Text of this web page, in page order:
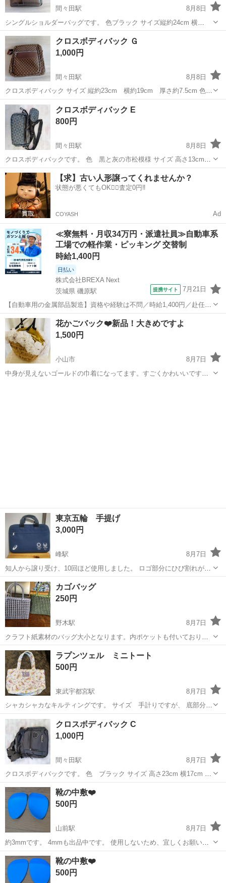
間々田駅
8月8日
シングルショルダーバッグです。 色ブラック サイズ縦約24cm 横
21cm 厚さ5cm 未使用品 できるだけ早くとりにきてくれる方を優先
させていただきます。 よろしくおねがいします。
栃木 小山市 間々田駅 バッグ
クロスボディバック Ｇ
1,000円
間々田駅
8月8日
クロスボディバック サイズ 縦約23cm 横約19cm 厚さ約7.5cm 色黒
茶 未使用品 ※ジッパーの向きはランダム できるだけ早くとりにきて
くれる方を優先させていただきます。 よろしくおねがいします。
栃木 小山市 間々田駅 バッグ
クロスボディバック E
800円
間々田駅
8月8日
クロスボディバックです。 色 黒と灰の市松模様 サイズ 高さ13cm
横20cm 厚さ6cm ミニポーチ付 未使用品 ※ジッパー方向はランダム
できるだけ早くとりにきてくれる方を優先させていただきます。 よろ
しくおねがいします。
栃木 小山市 間々田駅 バッグ 市松模様
【求】古い人形譲ってくれませんか？
状態が悪くてもOK🙆‍♀️査定0円‼️
COYASH Ad
≪寮無料・月収34万円・派遣社員≫自動車系
工場での軽作業・ピッキング 交替制
時給1,400円
日払い
株式会社BREXA Next
茨城県 磯原駅
提携サイト 7月21日
【自動車用の金属部品製造】資格や経験は不問／時給1,400円／赴任旅
費会社負担／正社員登用のチャンスあり／食堂利用可能／マイカー通
勤OK《茨城県茨城市》 人気の工場のお仕事 ◇トラックの金属部品の
製造◇ ★トラックの金属...
茨城 北茨城市 磯原駅 その他
花かごバック❤️新品！大きめですよ
1,500円
小山市
8月7日
中身が見えないゴールドの巾着になってます。すごくかわいいですよ
東京五輪 手提げ
3,000円
峰駅
8月7日
知人から譲り受け、10回ほど使用しました。 ロゴ部分にひび割れがあ
りますが、それ以外状態は良好です。
栃木 宇都宮市
カゴバッグ
250円
野木駅
8月7日
クラフト紙素材のバッグ大小となります。内ポケットも付いておりま
す。 緑 縦25 横27 ダークグレー 縦21 横27
栃木 下都賀郡 カゴ
ラプンツェル ミニトート
500円
東武宇都宮駅
8月7日
シャカシャカなキルティングです。 サイズ 手計りですが、 底部分
マチ13.5cm ヨコ20.5cm 開口部 ヨコ30.5cm 高さ 21cm オキシ漬
け済み、すぐご使用になれます！ ノークレームノーリターンで
栃木 宇都宮市 東武宇都宮駅
クロスボディバック C
1,000円
間々田駅
8月7日
クロスボディバックです。 色 ブラック サイズ 高さ23cm 横17cm 厚
さ5cm 未使用品 ※ジッパー方向はランダム できるだけ早くとりにき
てくれる方を優先させていただきます。 よろしくおねがいします。
栃木 小山市 間々田駅
靴の中敷❤️
500円
山前駅
8月7日
約3mmです。 4mmも出品中です。 使用しないため、宜しくお願い致
します🙇‍♀️
栃木 足利市 山前駅
靴の中敷❤️
500円